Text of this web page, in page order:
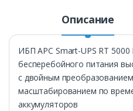
Описание
ИБП APC Smart-UPS RT
бесперебойного питания
с двойным преобразованием
масштабированием по
аккумуляторов